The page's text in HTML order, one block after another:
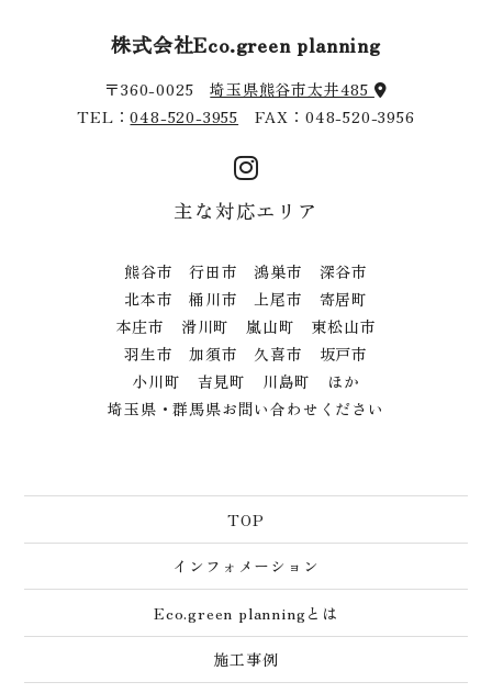
株式会社Eco.green planning
〒360-0025埼玉県熊谷市太井485
TEL：048-520-3955 FAX：048-520-3956
主な対応エリア
熊谷市 行田市 鴻巣市 深谷市
北本市 桶川市 上尾市 寄居町
本庄市 滑川町 嵐山町 東松山市
羽生市 加須市 久喜市 坂戸市
小川町 吉見町 川島町 ほか
埼玉県・群馬県お問い合わせください
TOP
インフォメーション
Eco.green planningとは
施工事例